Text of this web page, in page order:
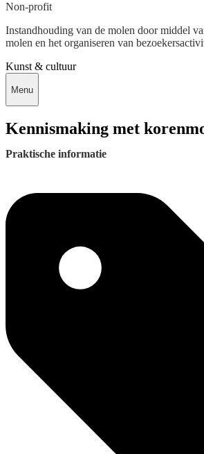
Non-profit
Instandhouding van de molen door middel
molen en het organiseren van
Kunst & cultuur
Menu
Kennismaking met
Praktische informatie